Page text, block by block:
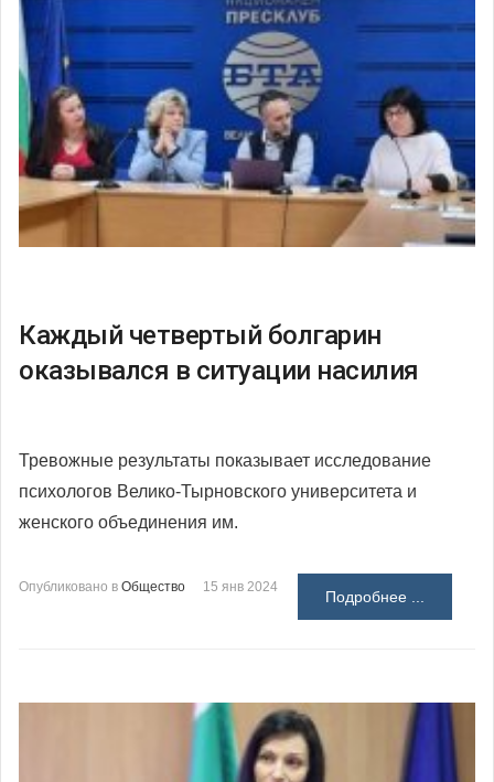
Каждый четвертый болгарин
оказывался в ситуации насилия
Тревожные результаты показывает исследование
психологов Велико-Тырновского университета и
женского объединения им.
Опубликовано в Общество 15 янв 2024
Подробнее ...